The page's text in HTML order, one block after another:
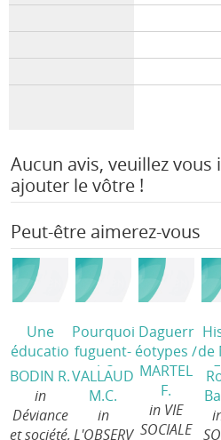
Aucun avis, veuillez
ajouter le vôtre !
Peut-être aimerez-vous
Une
éducatio
n
sentimen
tale/
BODIN R.
in
Déviance
et société,
Pourquoi
fuguent-
ils?
Tentative
d'approc
he
VALLAUD
M.C.
in
L'OBSERV
Daguerr
éotypes /
MARTEL
F.
in VIE
SOCIALE
de